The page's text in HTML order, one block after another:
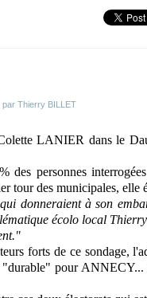
par Thierry BILLET
LANIER dans le
des personnes
tour des municipales, elle
donneraient à son
écolo local
forts de ce sondage,
pour